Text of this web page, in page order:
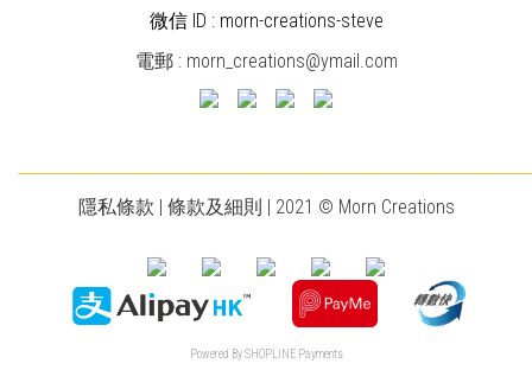
微信 ID : morn-creations-steve
電郵 : morn_creations@ymail.com
隱私條款 | 條款及細則 | 2021 © Morn Creations
Powered BySHOPLINE Payments